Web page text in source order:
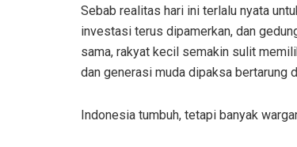
Sebab realitas hari ini terlalu nyata
investasi terus dipamerkan, dan
sama, rakyat kecil semakin sulit
dan generasi muda dipaksa bertarung
Indonesia tumbuh, tetapi banyak